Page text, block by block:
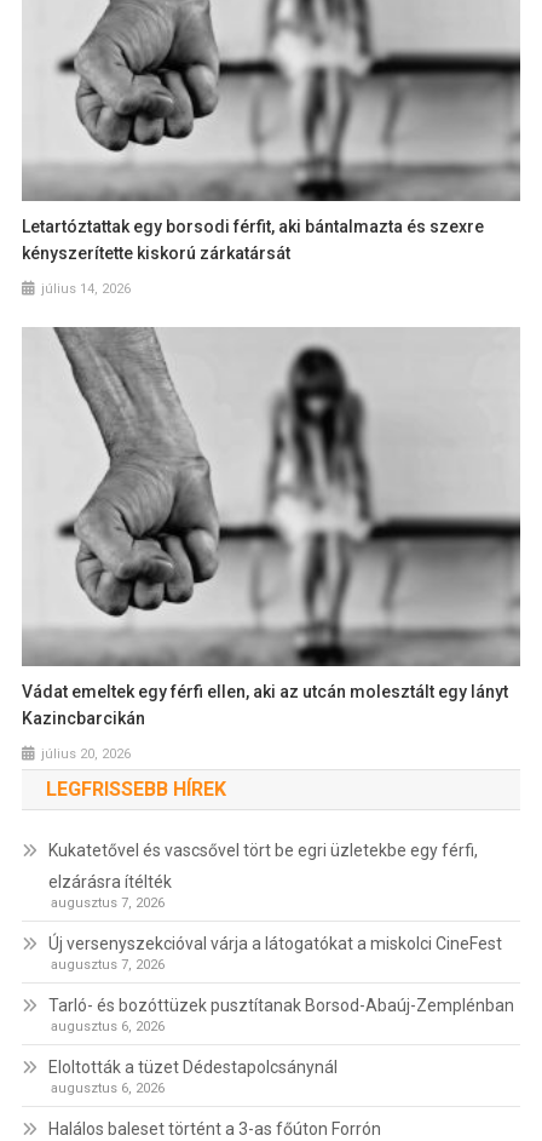
Letartóztattak egy borsodi férfit, aki bántalmazta és szexre
kényszerítette kiskorú zárkatársát
július 14, 2026
Vádat emeltek egy férfi ellen, aki az utcán molesztált egy lányt
Kazincbarcikán
július 20, 2026
LEGFRISSEBB HÍREK
Kukatetővel és vascsővel tört be egri üzletekbe egy férfi,
elzárásra ítélték
augusztus 7, 2026
Új versenyszekcióval várja a látogatókat a miskolci CineFest
augusztus 7, 2026
Tarló- és bozóttüzek pusztítanak Borsod-Abaúj-Zemplénban
augusztus 6, 2026
Eloltották a tüzet Dédestapolcsánynál
augusztus 6, 2026
Halálos baleset történt a 3-as főúton Forrón